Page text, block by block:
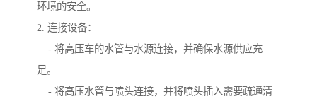
环境的安全。
2. 连接设备：
- 将高压车的水管与水源连接，并确保水源供应充
足。
- 将高压水管与喷头连接，并将喷头插入需要疏通清